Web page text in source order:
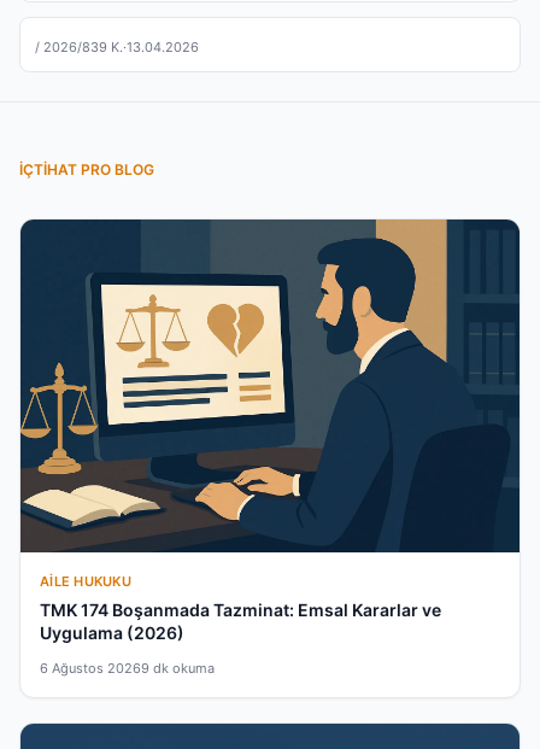
/ 2026/839 K.·13.04.2026
İÇTIHAT PRO BLOG
AILE HUKUKU
TMK 174 Boşanmada Tazminat: Emsal Kararlar ve
Uygulama (2026)
6 Ağustos 20269 dk okuma